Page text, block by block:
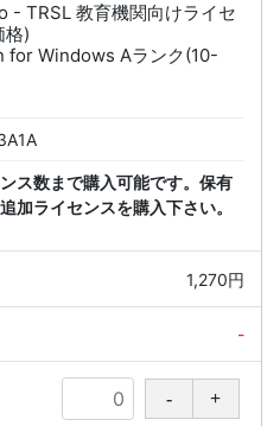
- TRSL 教育機関向けライセ
格)
Windows Aランク(10-
ス数まで購入可能です。保有
加ライセンスを購入下さい。
1,270円
-